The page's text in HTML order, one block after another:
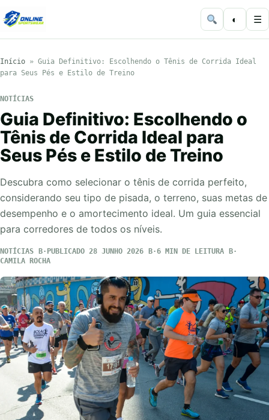
◐ ☰
Início » Guia Definitivo: Escolhendo o Tênis de Corrida Ideal
para Seus Pés e Estilo de Treino
NOTÍCIAS
Guia Definitivo: Escolhendo o
Tênis de Corrida Ideal para
Seus Pés e Estilo de Treino
Descubra como selecionar o tênis de corrida perfeito,
considerando seu tipo de pisada, o terreno, suas metas de
desempenho e o amortecimento ideal. Um guia essencial
para corredores de todos os níveis.
NOTÍCIAS PUBLICADO 28 JUNHO 2026
6 MIN DE LEITURA
CAMILA ROCHA